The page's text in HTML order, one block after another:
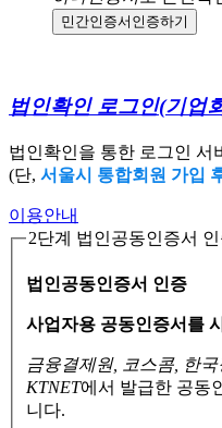
민간인증서 인증하기
법인확인 로그인(기업
법인확인을 통한 로그인 서
(단, 서울시 통합회원 가입
이용안내
2단계 법인공동인증서
법인공동인증서 인증
사업자용 공동인증서를
금융결제원, 코스콤, 한
KTNET에서 발급한 공동
니다.